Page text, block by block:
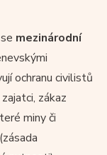
mezinárodní
ochranu civilistů
zákaz
miny či